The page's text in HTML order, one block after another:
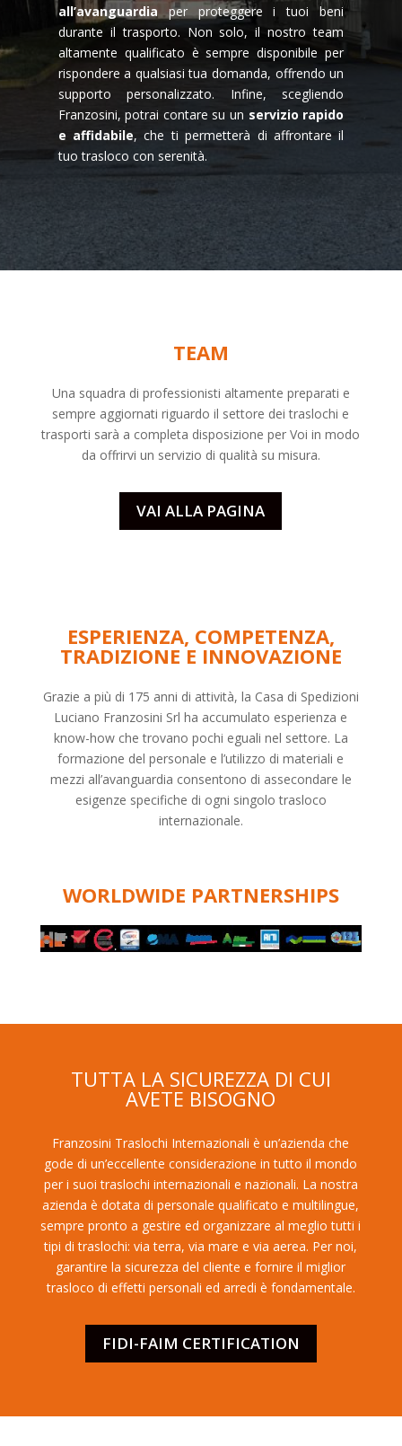
all’avanguardiaper proteggere i tuoi beni
durante il trasporto. Non solo, il nostro team
altamente qualificato è sempre disponibile per
rispondere a qualsiasi tua domanda, offrendo un
supporto personalizzato. Infine, scegliendo
Franzosini, potrai contare su un servizio rapido
e affidabile, che ti permetterà di affrontare il
tuo trasloco con serenità.
TEAM
Una squadra di professionisti altamente preparati e
sempre aggiornati riguardo il settore deitraslochi e
trasporti sarà a completa disposizione per Voi in modo
da offrirvi un servizio di qualità su misura.
VAI ALLA PAGINA
ESPERIENZA, COMPETENZA,
TRADIZIONE E INNOVAZIONE
Grazie a più di 175 anni di attività, la Casa di Spedizioni
Luciano Franzosini Srl ha accumulato esperienza e
know-how che trovano pochi eguali nel settore. La
formazione del personale e l’utilizzo di materiali e
mezzi all’avanguardia consentono di assecondare le
esigenze specifiche di ogni singolo trasloco
internazionale.
WORLDWIDE PARTNERSHIPS
TUTTA LA SICUREZZA DI CUI
AVETE BISOGNO
Franzosini Traslochi Internazionali è un’azienda che
gode di un’eccellente considerazione in tutto il mondo
per i suoi traslochi internazionali e nazionali. La nostra
azienda è dotata di personale qualificato e multilingue,
sempre pronto a gestire ed organizzare al meglio tutti i
tipi di traslochi: via terra, via mare e via aerea. Per noi,
garantire la sicurezza del cliente e fornire il miglior
trasloco di effetti personali ed arredi è fondamentale.
FIDI-FAIM CERTIFICATION